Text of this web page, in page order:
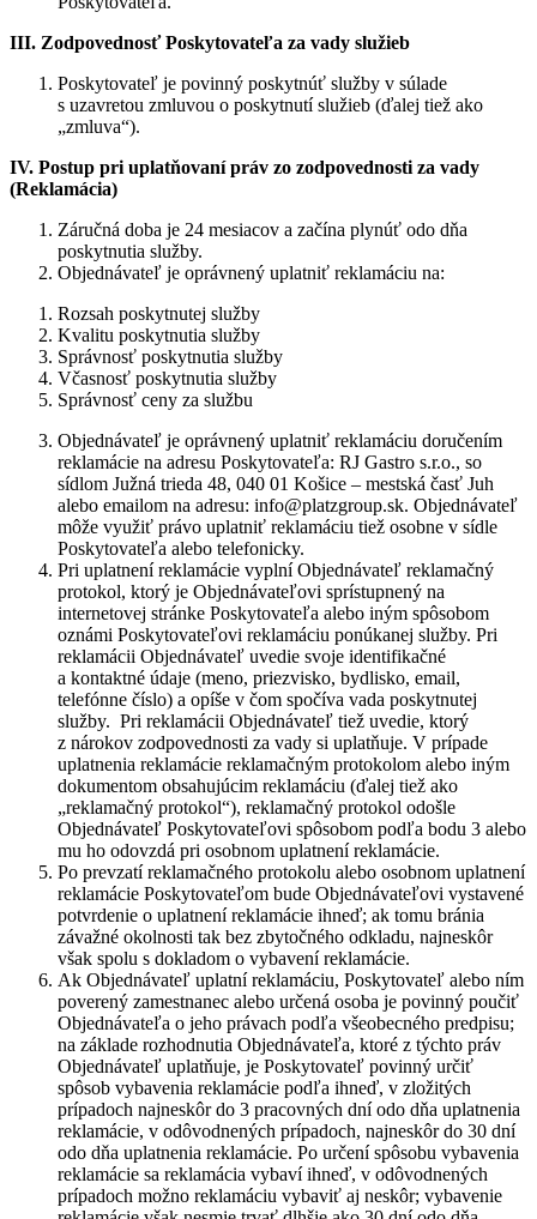
III. Zodpovednosť Poskytovateľa za vady služieb
Poskytovateľ je povinný poskytnúť služby v súlade
s uzavretou zmluvou o poskytnutí služieb (ďalej tiež ako
„zmluva“).
IV. Postup pri uplatňovaní práv zo zodpovednosti za vady
(Reklamácia)
Záručná doba je 24 mesiacov a začína plynúť odo dňa
poskytnutia služby.
Objednávateľ je oprávnený uplatniť reklamáciu na:
Rozsah poskytnutej služby
Kvalitu poskytnutia služby
Správnosť poskytnutia služby
Včasnosť poskytnutia služby
Správnosť ceny za službu
Objednávateľ je oprávnený uplatniť reklamáciu doručením
reklamácie na adresu Poskytovateľa: RJ Gastro s.r.o., so
sídlom Južná trieda 48, 040 01 Košice – mestská časť Juh
alebo emailom na adresu: info@platzgroup.sk. Objednávateľ
môže využiť právo uplatniť reklamáciu tiež osobne v sídle
Poskytovateľa alebo telefonicky.
Pri uplatnení reklamácie vyplní Objednávateľ reklamačný
protokol, ktorý je Objednávateľovi sprístupnený na
internetovej stránke Poskytovateľa alebo iným spôsobom
oznámi Poskytovateľovi reklamáciu ponúkanej služby. Pri
reklamácii Objednávateľ uvedie svoje identifikačné
a kontaktné údaje (meno, priezvisko, bydlisko, email,
telefónne číslo) a opíše v čom spočíva vada poskytnutej
služby. Pri reklamácii Objednávateľ tiež uvedie, ktorý
z nárokov zodpovednosti za vady si uplatňuje. V prípade
uplatnenia reklamácie reklamačným protokolom alebo iným
dokumentom obsahujúcim reklamáciu (ďalej tiež ako
„reklamačný protokol“), reklamačný protokol odošle
Objednávateľ Poskytovateľovi spôsobom podľa bodu 3 alebo
mu ho odovzdá pri osobnom uplatnení reklamácie.
Po prevzatí reklamačného protokolu alebo osobnom uplatnení
reklamácie Poskytovateľom bude Objednávateľovi vystavené
potvrdenie o uplatnení reklamácie ihneď; ak tomu bránia
závažné okolnosti tak bez zbytočného odkladu, najneskôr
však spolu s dokladom o vybavení reklamácie.
Ak Objednávateľ uplatní reklamáciu, Poskytovateľ alebo ním
poverený zamestnanec alebo určená osoba je povinný poučiť
Objednávateľa o jeho právach podľa všeobecného predpisu;
na základe rozhodnutia Objednávateľa, ktoré z týchto práv
Objednávateľ uplatňuje, je Poskytovateľ povinný určiť
spôsob vybavenia reklamácie podľa ihneď, v zložitých
prípadoch najneskôr do 3 pracovných dní odo dňa uplatnenia
reklamácie, v odôvodnených prípadoch, najneskôr do 30 dní
odo dňa uplatnenia reklamácie. Po určení spôsobu vybavenia
reklamácie sa reklamácia vybaví ihneď, v odôvodnených
prípadoch možno reklamáciu vybaviť aj neskôr; vybavenie